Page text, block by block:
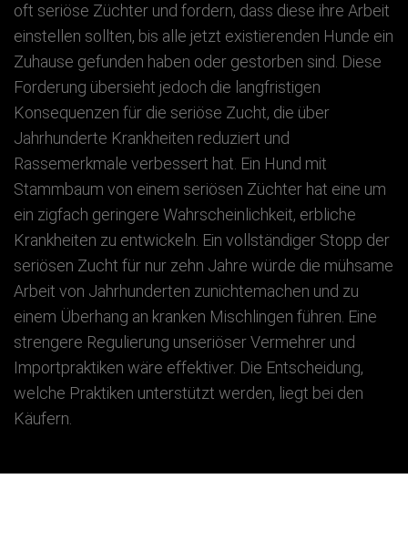
oft seriöse Züchter und fordern, dass diese ihre Arbeit
einstellen sollten, bis alle jetzt existierenden Hunde ein
Zuhause gefunden haben oder gestorben sind. Diese
Forderung übersieht jedoch die langfristigen
Konsequenzen für die seriöse Zucht, die über
Jahrhunderte Krankheiten reduziert und
Rassemerkmale verbessert hat. Ein Hund mit
Stammbaum von einem seriösen Züchter hat eine um
ein zigfach geringere Wahrscheinlichkeit, erbliche
Krankheiten zu entwickeln. Ein vollständiger Stopp der
seriösen Zucht für nur zehn Jahre würde die mühsame
Arbeit von Jahrhunderten zunichtemachen und zu
einem Überhang an kranken Mischlingen führen. Eine
strengere Regulierung unseriöser Vermehrer und
Importpraktiken wäre effektiver. Die Entscheidung,
welche Praktiken unterstützt werden, liegt bei den
Käufern.